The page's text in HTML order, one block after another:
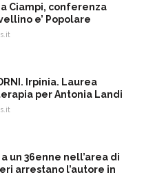
Ciampi, conferenza
e’ Popolare
Irpinia. Laurea
per Antonia Landi
un 36enne nell’area di
arrestano l’autore in